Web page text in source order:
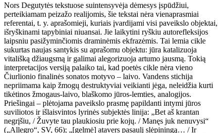
Nors Degutytės tekstuose suintensyvėja dėmesys įspūdžiui,
perteikiamam peizažo realijomis, šie tekstai nėra vienaprasmiai
referentai, t. y. aprašomieji, kuriais įvardijami visi paveikslo objektai,
išryškinami tapybiniai niuansai. Jie laikytini ryškiu autorefleksijos
laipsniu pasižyminčiomis draminėmis ekfrazėmis. Tai lemia cikle
sukurtas naujas santykis su aprašomu objektu: jūra katalizuoja
vitališką džiaugsmą ir galimai alegorizuoja artumo jausmą. Tokią
interpretacijos versiją palaiko tai, kad poetės cikle nėra vieno
Čiurlionio finalinės sonatos motyvo – laivo. Vandens stichija
nepriimama kaip žmogų destruktyviai veikianti jėga, neleidžia kurti
tikėtinos žmogaus-laivo, blaškomo jūros-lemties, analogijos.
Priešingai – plėtojama paveikslo prasmę papildanti intymi jūros
suviliotos ir išlaisvintos lyrinės subjektės linija: „Bet aš krantan
negrįšiu, / Žuvyte tau plaukiosiu prie kojų. / Manęs juk nenuvysi“
(„Allegro“, SV, 66); „[gelmė] atavers pasaulį slėpiningą… / Ir